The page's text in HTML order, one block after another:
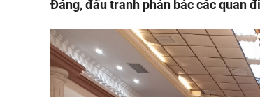
Đảng, đấu tranh phản bác các quan